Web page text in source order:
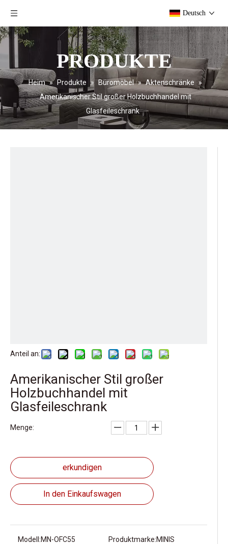
Deutsch
PRODUKTE
Heim » Produkte » Büromöbel » Aktenschränke
»
Amerikanischer Stil großer Holzbuchhandel mit
Glasfeileschrank
Anteil an:
Amerikanischer Stil großer
Holzbuchhandel mit
Glasfeileschrank
Menge:
erkundigen
In den Einkaufswagen
Modell:MN-OFC55 Produktmarke:MINIS